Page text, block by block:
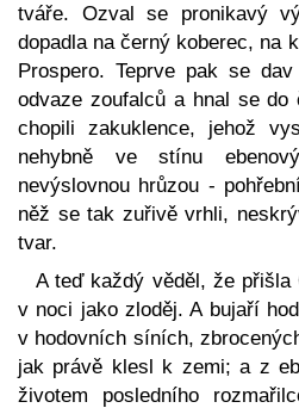
tváře. Ozval se pronikavý
dopadla na černý koberec, na
Prospero. Teprve pak se
odvaze zoufalců a hnal se
chopili zakuklence, jehož
nehybně ve stínu
nevýslovnou hrůzou -
něž se tak zuřivě vrhli,
tvar.
A teď každý věděl, že
v noci jako zloděj. A bujaří
v hodovních síních,
jak právě klesl k zemi; a z
životem posledního